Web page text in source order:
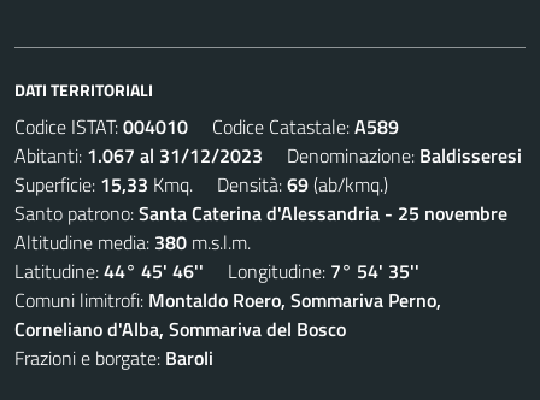
DATI TERRITORIALI
Codice ISTAT:004010 Codice Catastale:A589
Abitanti: 1.067 al 31/12/2023 Denominazione: Baldisseresi
Superficie: 15,33 Kmq. Densità:69(ab/kmq.)
Santo patrono:Santa Caterina d'Alessandria - 25 novembre
Altitudine media: 380 m.s.l.m.
Latitudine:44° 45' 46'' Longitudine: 7° 54' 35''
Comuni limitrofi: Montaldo Roero, Sommariva Perno,
Corneliano d'Alba, Sommariva del Bosco
Frazioni e borgate: Baroli